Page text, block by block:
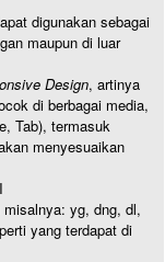
digunakan sebagai
maupun di luar
Design, artinya
di berbagai media,
Tab), termasuk
menyesuaikan
yg, dng, dl,
yang terdapat di